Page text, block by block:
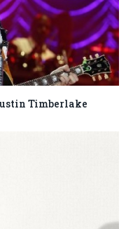
Timberlake